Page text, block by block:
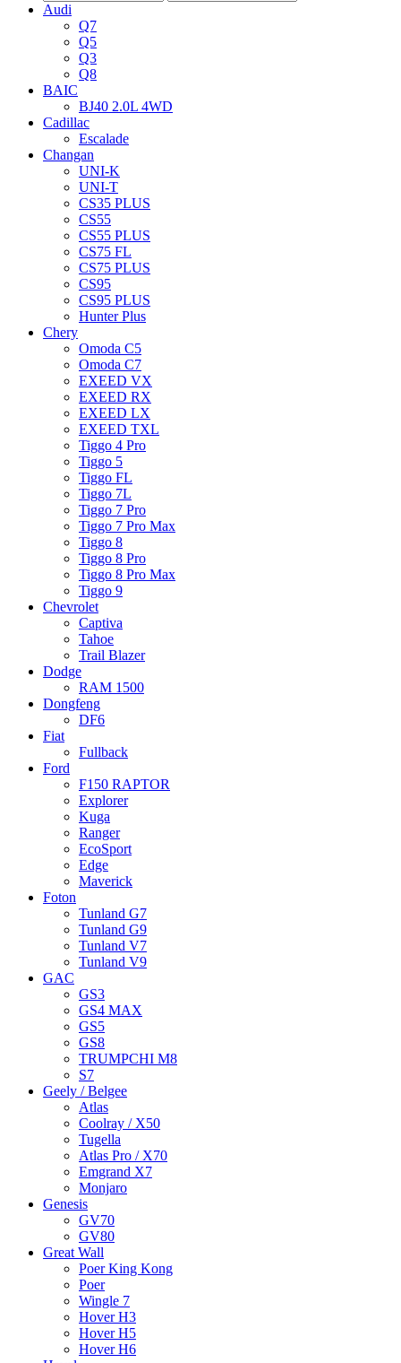
Audi
Q7
Q5
Q3
Q8
BAIC
BJ40 2.0L 4WD
Cadillac
Escalade
Changan
UNI-K
UNI-T
CS35 PLUS
CS55
CS55 PLUS
CS75 FL
CS75 PLUS
CS95
CS95 PLUS
Hunter Plus
Chery
Omoda C5
Omoda C7
EXEED VX
EXEED RX
EXEED LX
EXEED TXL
Tiggo 4 Pro
Tiggo 5
Tiggo FL
Tiggo 7L
Tiggo 7 Pro
Tiggo 7 Pro Max
Tiggo 8
Tiggo 8 Pro
Tiggo 8 Pro Max
Tiggo 9
Chevrolet
Captiva
Tahoe
Trail Blazer
Dodge
RAM 1500
Dongfeng
DF6
Fiat
Fullback
Ford
F150 RAPTOR
Explorer
Kuga
Ranger
EcoSport
Edge
Maverick
Foton
Tunland G7
Tunland G9
Tunland V7
Tunland V9
GAC
GS3
GS4 MAX
GS5
GS8
TRUMPCHI M8
S7
Geely / Belgee
Atlas
Coolray / X50
Tugella
Atlas Pro / X70
Emgrand X7
Monjaro
Genesis
GV70
GV80
Great Wall
Poer King Kong
Poer
Wingle 7
Hover H3
Hover H5
Hover H6